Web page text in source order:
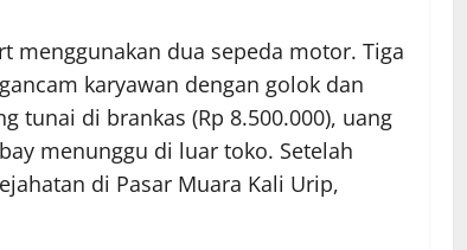
menggunakan dua sepeda motor. Tiga
karyawan dengan golok dan
tunai di brankas (Rp 8.500.000), uang
menunggu di luar toko. Setelah
di Pasar Muara Kali Urip,